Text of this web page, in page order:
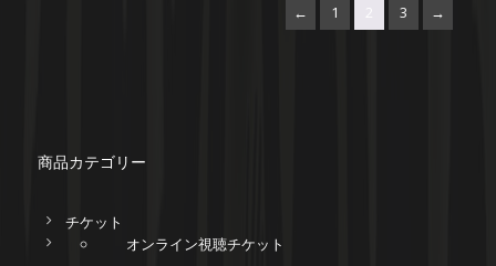
← 1 2 3 →
商品カテゴリー
チケット
オンライン視聴チケット